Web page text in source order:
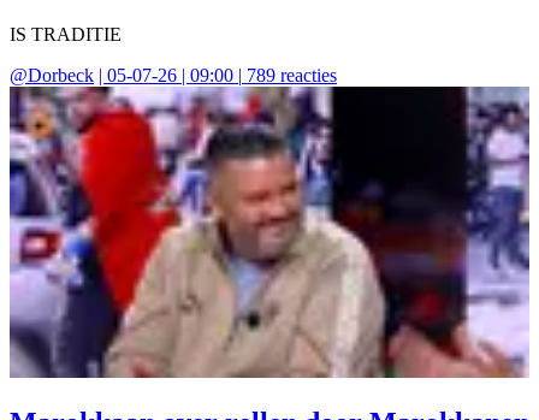
IS TRADITIE
@Dorbeck | 05-07-26 | 09:00 | 789 reacties